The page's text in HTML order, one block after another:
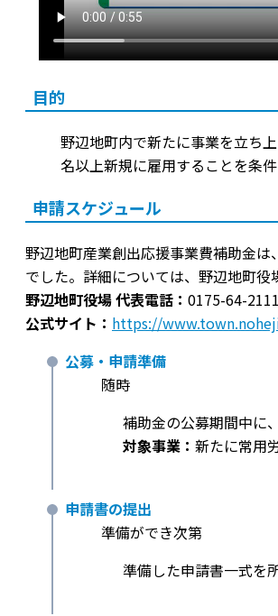
目的
野辺地町内で新たに事業を立ち
名以上新規に雇用することを条
申請スケジュール
野辺地町産業創出応援事業費補助金
でした。詳細については、野辺地町役
野辺地町役場 代表電話： 0175-64-2111
公式サイト： https://
公募・申請準備
随時
補助金の公募期間中に
対象事業： 新たに常用
申請書の提出
準備ができ次第
準備した申請書一式を